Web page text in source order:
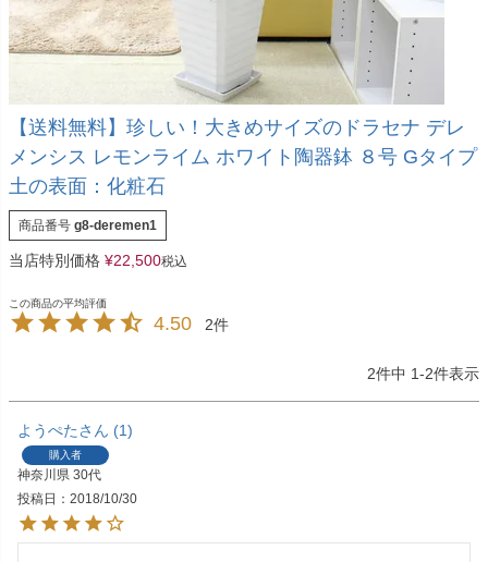
【送料無料】珍しい！大きめサイズのドラセナ デレ
メンシス レモンライム ホワイト陶器鉢 ８号 Gタイプ
土の表面：化粧石
商品番号 g8-deremen1
当店特別価格 ¥22,500税込
4.50 2
2件中 1-2件表示
ようぺた 1
購入者
神奈川県 30代
投稿日
2018/10/30